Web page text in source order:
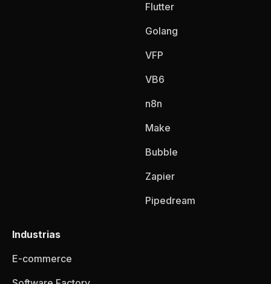
Flutter
Golang
VFP
VB6
n8n
Make
Bubble
Zapier
Pipedream
Industrias
E-commerce